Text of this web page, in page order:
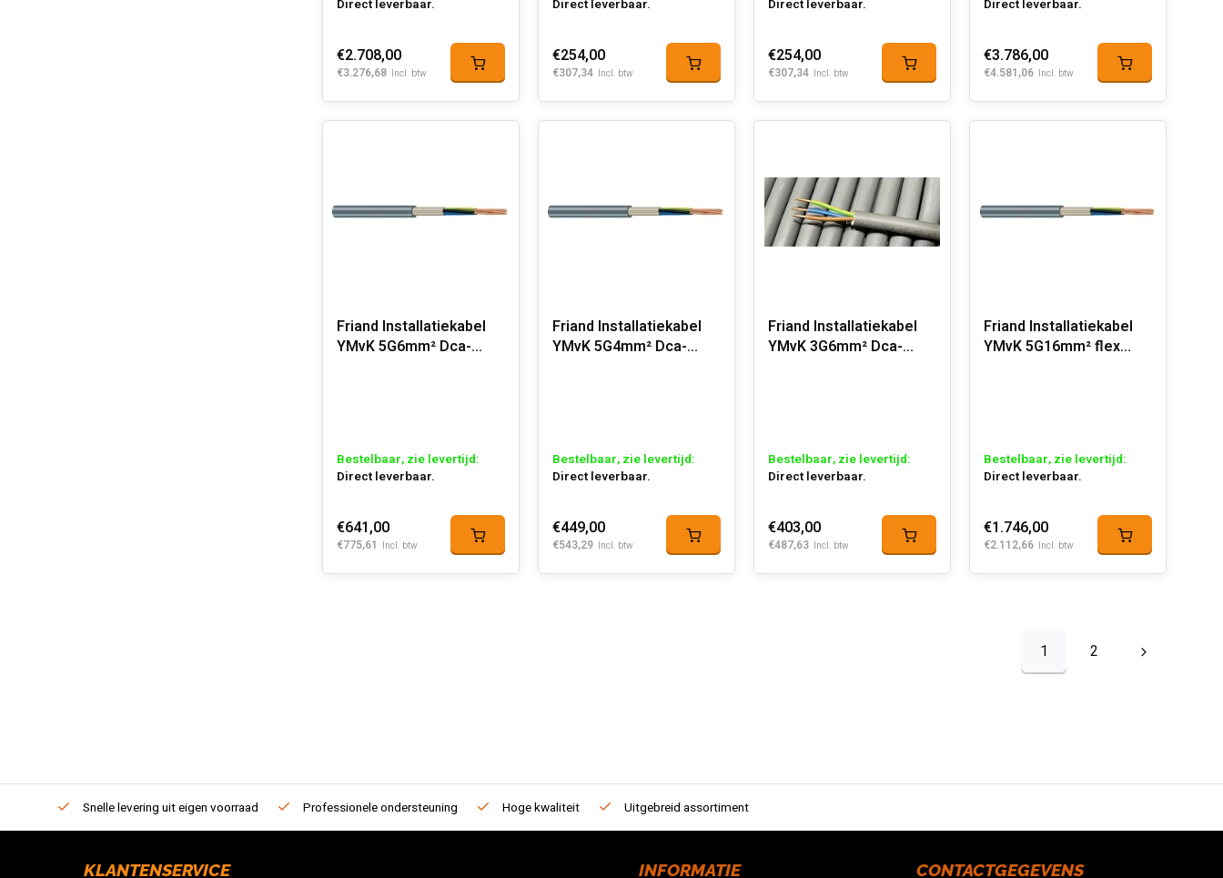
Direct leverbaar.
€2.708,00
€3.276,68 Incl. btw
Direct leverbaar.
€254,00
€307,34 Incl. btw
Direct leverbaar.
€254,00
€307,34 Incl. btw
Direct leverbaar.
€3.786,00
€4.581,06 Incl. btw
Friand Installatiekabel
YMvK 5G6mm² Dca-
Bestelbaar, zie levertijd:
Direct leverbaar.
€641,00
€775,61 Incl. btw
Friand Installatiekabel
YMvK 5G4mm² Dca-
Bestelbaar, zie levertijd:
Direct leverbaar.
€449,00
€543,29 Incl. btw
Friand Installatiekabel
YMvK 3G6mm² Dca-
Bestelbaar, zie levertijd:
Direct leverbaar.
€403,00
€487,63 Incl. btw
Friand Installatiekabel
YMvK 5G16mm² flex
Bestelbaar, zie levertijd:
Direct leverbaar.
€1.746,00
€2.112,66 Incl. btw
1 2
Snelle levering uit eigen voorraad Professionele ondersteuning Hoge kwaliteit Uitgebreid assortiment
KLANTENSERVICE INFORMATIE CONTACTGEGEVENS